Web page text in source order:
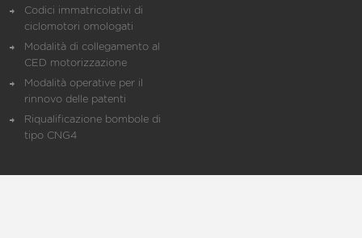
Codici immatricolativi di
ciclomotori omologati
Modalità di collegamento al
CED motorizzazione
Modalità operative per il
rinnovo delle patenti
Riqualificazione bombole di
tipo CNG4